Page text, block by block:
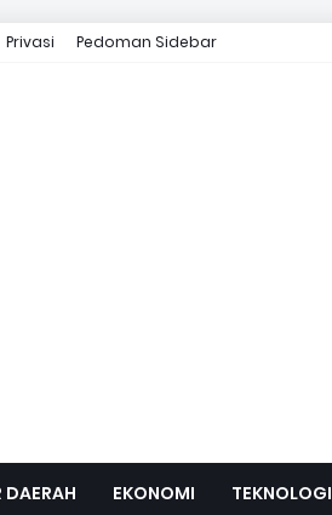
Privasi Pedoman Sidebar
DAERAH EKONOMI TEKNOLOGI